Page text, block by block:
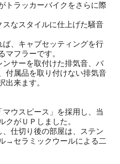
トラッカーバイクをさらに際
なスタイルに仕上げた騒音
、キャブセッティングを行
マフラーです。
サーを取付けた排気音、バ
付属品を取り付けない排気音
出来ます。
ウスピース」を採用し、当
クがＵＰしました。
仕切り後の部屋は、ステン
→セラミックウールによる二